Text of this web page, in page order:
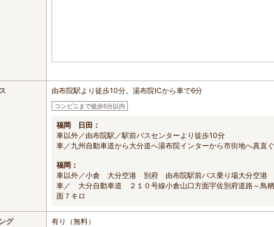
由布院駅より徒歩10分。湯布院ICから車で6分
コンビニまで徒歩5分以内
福岡 日田：
車以外／由布院駅／駅前バスセンターより徒歩10分
車／九州自動車道から大分道へ湯布院インターから市街地へ真
福岡：
車以外／小倉 大分空港 別府 由布院駅前バス乗り場大分空港
車／ 大分自動車道 ２１０号線小倉山口方面宇佐別府道路～鳥
面７キロ
グ 有り（無料）